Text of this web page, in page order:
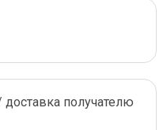
получателю